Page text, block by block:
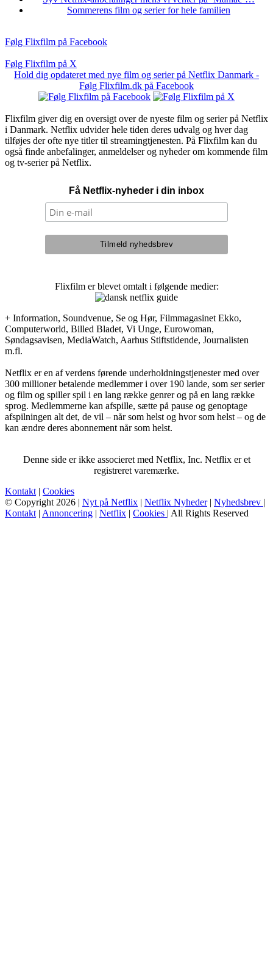
Sommerens film og serier for hele familien
Følg Flixfilm på Facebook
Følg Flixfilm på X
Hold dig opdateret med nye film og serier på Netflix Danmark -
Følg Flixfilm.dk på Facebook
Flixfilm giver dig en oversigt over de nyeste film og serier på Netflix
i Danmark. Netflix udvider hele tiden deres udvalg og hver dag
tilføjes der ofte nye titler til streamingtjenesten. På Flixfilm kan du
også finde anbefalinger, anmeldelser og nyheder om kommende film
og tv-serier på Netflix.
Få Netflix-nyheder i din inbox
Flixfilm er blevet omtalt i følgende medier:
+ Information, Soundvenue, Se og Hør, Filmmagasinet Ekko,
Computerworld, Billed Bladet, Vi Unge, Eurowoman,
Søndagsavisen, MediaWatch, Aarhus Stiftstidende, Journalisten
m.fl.
Netflix er en af verdens førende underholdningstjenester med over
300 millioner betalende medlemmer i over 190 lande, som ser serier
og film og spiller spil i en lang række genrer og på en lang række
sprog. Medlemmerne kan afspille, sætte på pause og genoptage
afspilningen alt det, de vil – når som helst og hvor som helst – og de
kan ændre deres abonnement når som helst.
Denne side er ikke associeret med Netflix, Inc. Netflix er et
registreret varemærke.
Kontakt | Cookies
© Copyright 2026 | Nyt på Netflix | Netflix Nyheder| Nyhedsbrev |
Kontakt | Annoncering | Netflix | Cookies | All Rights Reserved